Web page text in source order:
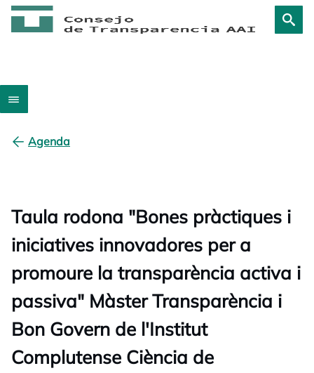
Agenda
Taula rodona "Bones pràctiques i
iniciatives innovadores per a
promoure la transparència activa i
passiva" Màster Transparència i
Bon Govern de l'Institut
Complutense Ciència de